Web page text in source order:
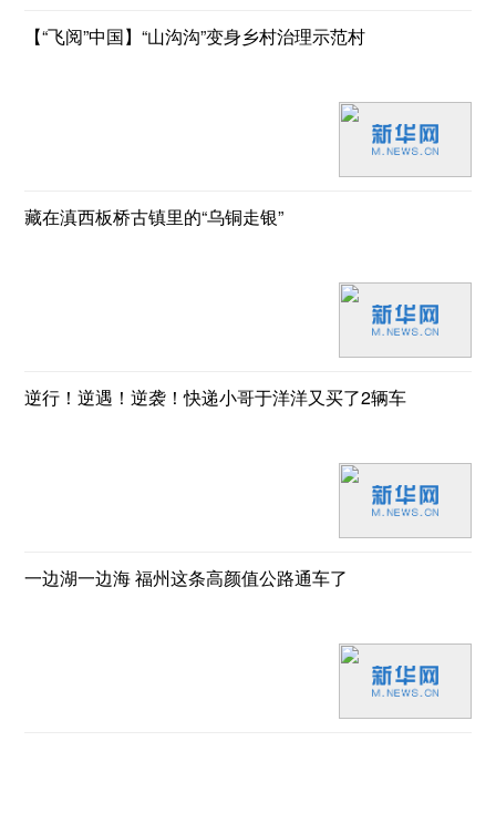
【“飞阅”中国】“山沟沟”变身乡村治理示范村
藏在滇西板桥古镇里的“乌铜走银”
逆行！逆遇！逆袭！快递小哥于洋洋又买了2辆车
一边湖一边海 福州这条高颜值公路通车了